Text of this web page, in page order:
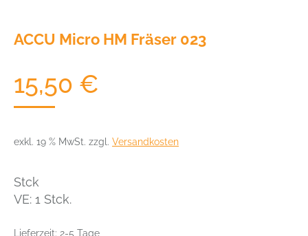
ACCU Micro HM Fräser 023
15,50 €
exkl. 19 % MwSt. zzgl. Versandkosten
Stck
VE: 1 Stck.
Lieferzeit: 2-5 Tage